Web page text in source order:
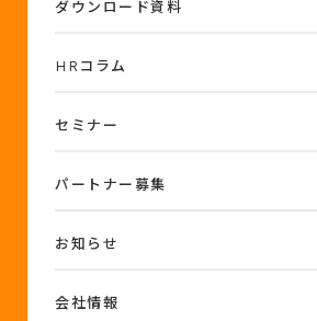
ダウンロード資料
HRコラム
セミナー
パートナー募集
お知らせ
会社情報